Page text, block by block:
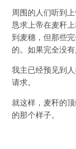
周围的人们听到
恳求上帝在麦秆
到麦穗，但那些
的。如果完全没
我主已经预见到
请求。
就这样，麦秆的
的那个样子。